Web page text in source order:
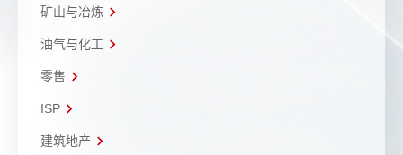
矿山与冶炼
油气与化工
零售
ISP
建筑地产